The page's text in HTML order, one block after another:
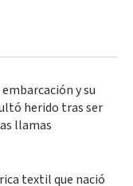
y su
herido tras ser
llamas
textil que nació